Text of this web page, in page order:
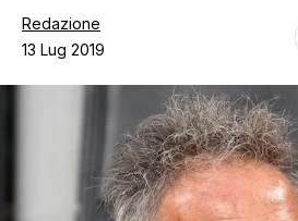
Contatti
Redazione
13 Lug 2019